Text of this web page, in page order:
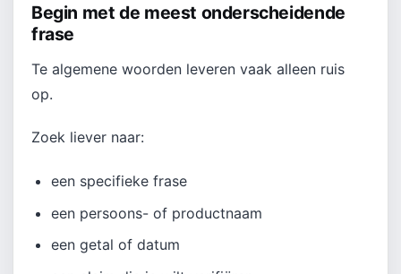
Begin met de meest onderscheidende
frase
Te algemene woorden leveren vaak alleen ruis
op.
Zoek liever naar:
een specifieke frase
een persoons- of productnaam
een getal of datum